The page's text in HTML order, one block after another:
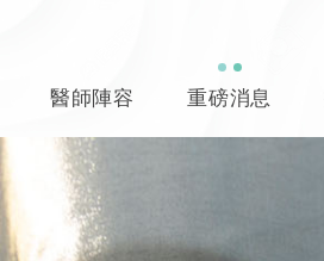
醫師陣容 重磅消息